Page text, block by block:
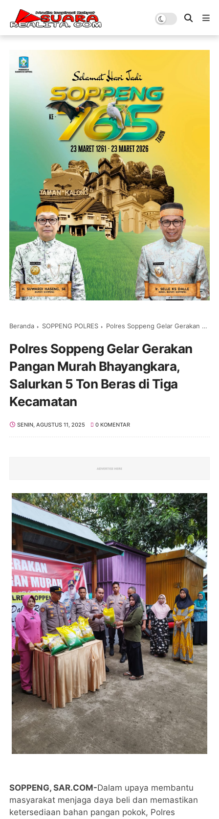
Beranda SOPPENG POLRES Polres Soppeng Gelar Gerakan Pangan Murah Bhayangkara, Salurkan 5 Ton Beras di Tiga Kecamatan
Polres Soppeng Gelar Gerakan
Pangan Murah Bhayangkara,
Salurkan 5 Ton Beras di Tiga
Kecamatan
SENIN, AGUSTUS 11, 2025 0 KOMENTAR
SOPPENG, SAR.COM-Dalam upaya membantu
masyarakat menjaga daya beli dan memastikan
ketersediaan bahan pangan pokok, Polres